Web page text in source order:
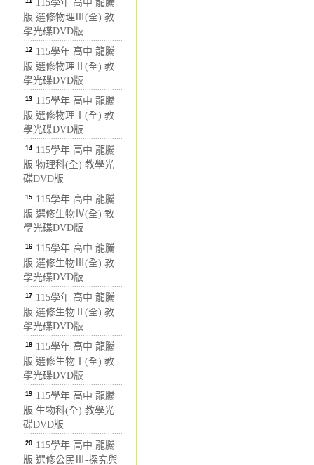
115學年 高中 龍騰
版 選修物理Ⅲ(全) 教
學光碟DVD版
12 115學年 高中 龍騰
版 選修物理Ⅱ(全) 教
學光碟DVD版
13 115學年 高中 龍騰
版 選修物理Ⅰ(全) 教
學光碟DVD版
14 115學年 高中 龍騰
版 物理科(全) 教學光
碟DVD版
15 115學年 高中 龍騰
版 選修生物Ⅳ(全) 教
學光碟DVD版
16 115學年 高中 龍騰
版 選修生物Ⅲ(全) 教
學光碟DVD版
17 115學年 高中 龍騰
版 選修生物Ⅱ(全) 教
學光碟DVD版
18 115學年 高中 龍騰
版 選修生物Ⅰ(全) 教
學光碟DVD版
19 115學年 高中 龍騰
版 生物科(全) 教學光
碟DVD版
20 115學年 高中 龍騰
版 選修公民Ⅲ-探究與